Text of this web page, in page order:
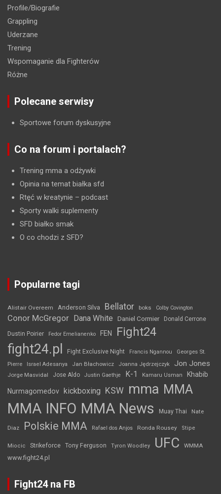
Profile/Biografie
Grappling
Uderzane
Trening
Wspomaganie dla Fighterów
Różne
Polecane serwisy
Sportowe forum dyskusyjne
Co na forum i portalach?
Trening mma a odżywki
Opinia na temat białka sfd
Rtęć w kreatynie – podcast
Sporty walki suplementy
SFD białko smak
O co chodzi z SFD?
Popularne tagi
Alistair Overeem Anderson Silva Bellator boks Colby Covington
Conor McGregor Dana White Daniel Cormier Donald Cerrone
Dustin Poirier Fedor Emelianenko FEN Fight24
fight24.pl Fight Exclusive Night Francis Ngannou
Georges St.
Pierre
Israel Adesanya Jan Błachowicz Joanna Jędrzejczyk Jon Jones
Jorge Masvidal Jose Aldo Justin Gaethje K-1 Kamaru Usman Khabib
Nurmagomedov kickboxing KSW mma MMA
MMA INFO MMA News Muay Thai Nate
Diaz Polskie MMA Rafael dos Anjos Ronda Rousey Stipe
Miocic Strikeforce Tony Ferguson Tyron Woodley UFC WMMA
www.fight24.pl
Fight24 na FB